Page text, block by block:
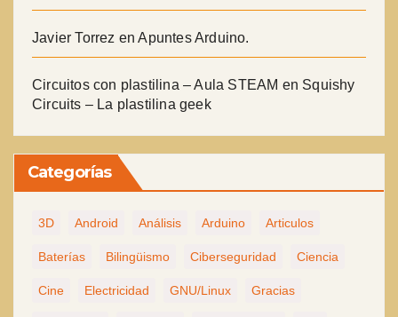
Javier Torrez enApuntes Arduino.
Circuitos con plastilina – Aula STEAM en Squishy
Circuits – La plastilina geek
Categorías
3D Android Análisis Arduino Articulos
Baterías Bilingüismo Ciberseguridad Ciencia
Cine Electricidad GNU/Linux Gracias